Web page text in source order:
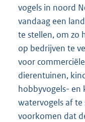
vogels in noord
vandaag een
te stellen, om zo
op bedrijven te
voor
dierentuinen,
hobbyvogels- en
watervogels af
voorkomen dat